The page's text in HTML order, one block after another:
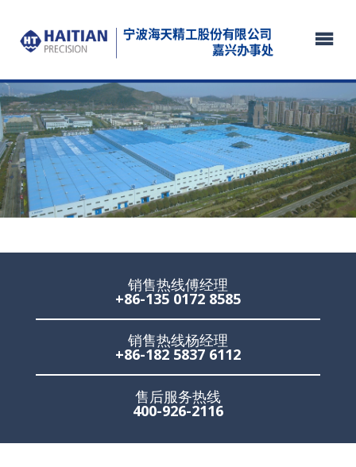
销售热线傅经理
+86-135 0172 8585
销售热线杨经理
+86-182 5837 6112
售后服务热线
400-926-2116